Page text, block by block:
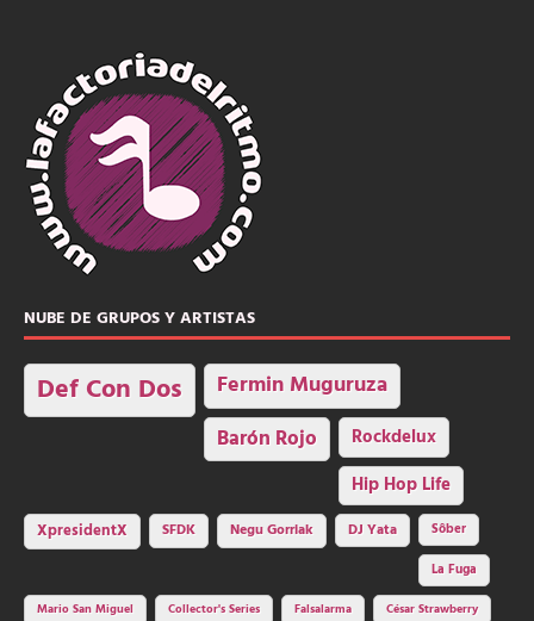
NUBE DE GRUPOS Y ARTISTAS
Def Con Dos Fermin Muguruza
Barón Rojo Rockdelux
Hip Hop Life
XpresidentX SFDK Negu Gorriak DJ Yata
Sôber
La Fuga
Mario San Miguel
Collector's Series Falsalarma César Strawberry